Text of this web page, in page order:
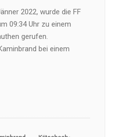
2022, wurde die FF
09:34 Uhr zu einem
gerufen.
bei einem